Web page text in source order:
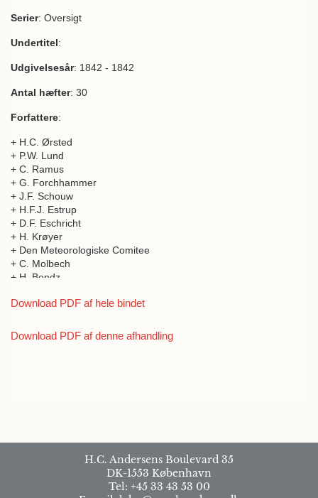
Serier: Oversigt
Undertitel:
Udgivelsesår: 1842 - 1842
Antal hæfter: 30
Forfattere:
+ H.C. Ørsted
+ P.W. Lund
+ C. Ramus
+ G. Forchhammer
+ J.F. Schouw
+ H.F.J. Estrup
+ D.F. Eschricht
+ H. Krøyer
+ Den Meteorologiske Comitee
+ C. Molbech
+ H. Bendz
+ P.O. Bröndsted
+ F.M. Liebmann
Download PDF af hele bindet
Download PDF af denne afhandling
H.C. Andersens Boulevard 35
DK-1553 København
Tel: +45 33 43 53 00